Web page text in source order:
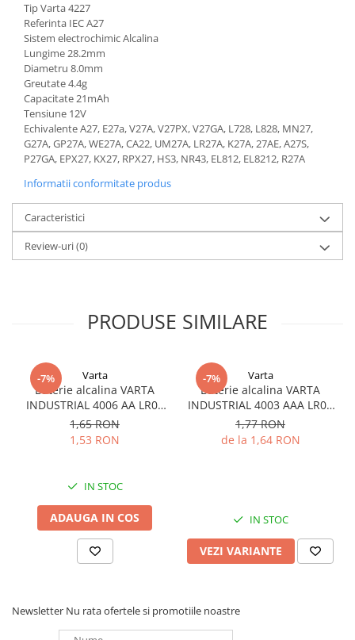
Tip Varta 4227
Referinta IEC A27
Sistem electrochimic Alcalina
Lungime 28.2mm
Diametru 8.0mm
Greutate 4.4g
Capacitate 21mAh
Tensiune 12V
Echivalente A27, E27a, V27A, V27PX, V27GA, L728, L828, MN27,
G27A, GP27A, WE27A, CA22, UM27A, LR27A, K27A, 27AE, A27S,
P27GA, EPX27, KX27, RPX27, HS3, NR43, EL812, EL8212, R27A
Informatii conformitate produs
Caracteristici
Review-uri(0)
PRODUSE SIMILARE
-7% Varta
Baterie alcalina VARTA
INDUSTRIAL 4006 AA LR06
1.5V bulk
1,65 RON
1,53 RON
IN STOC
ADAUGA IN COS
-7% Varta
Baterie alcalina VARTA
INDUSTRIAL 4003 AAA LR03
1.5V
1,77 RON
de la 1,64 RON
IN STOC
VEZI VARIANTE
Newsletter Nu rata ofertele si promotiile noastre